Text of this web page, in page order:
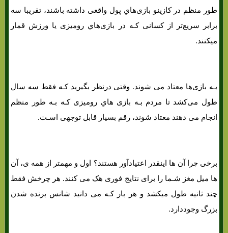
طور منظم در کازینو بازی‌هاي‌ پول واقعی داشته باشند، تقریبا سه
برابر سریع‌تر از کسانی کـه در بازی‌هاي‌ رومیزی یا ورزش قمار
میکنند.
بـه بازی‌ها معتاد می شوند. وقتی درنظر بگیرید کـه فقط سه سال
طول می‌کشد تا مردم بـه بازی هاي‌ رومیزی کـه بـه طور منظم
انجام می دهند معتاد شوند، رقم بسیار قابل توجهی اسـت.
برخی چرا آن ها اینقدر اعتیادآور هستند؟ اول و مهمتر از همه ی، آن
ها میل مغز شـما را برای نتایج فوری هک می کنند. هر چرخش فقط
چند ثانیه طول میکشد و هر بار کـه می دانید شانس برنده شدن
بزرگ وجوددارد.